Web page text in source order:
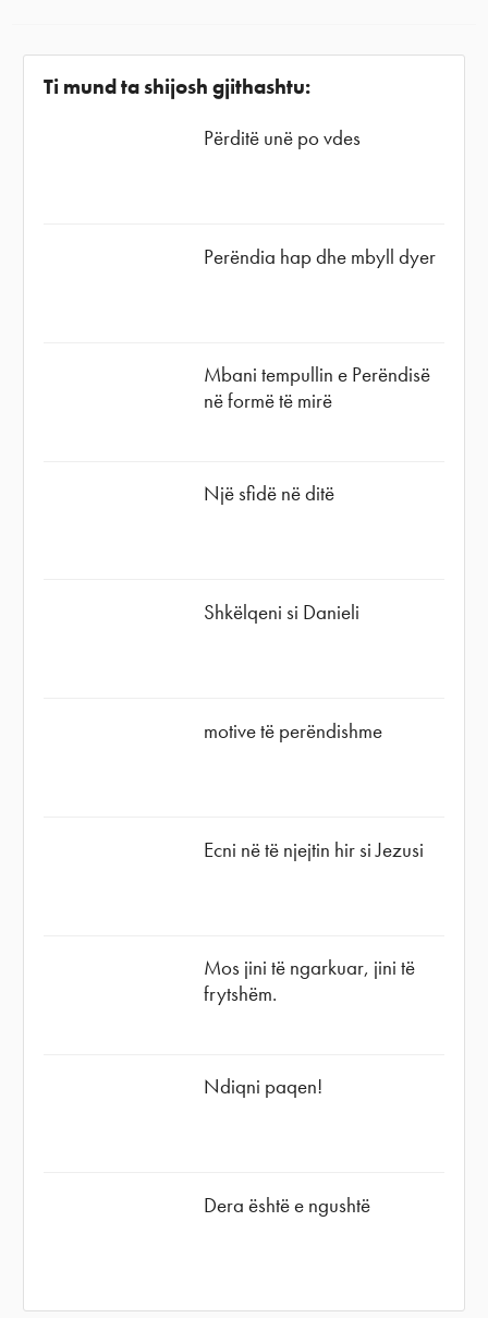
Ti mund ta shijosh gjithashtu:
Përditë unë po vdes
Perëndia hap dhe mbyll dyer
Mbani tempullin e Perëndisë
në formë të mirë
Një sfidë në ditë
Shkëlqeni si Danieli
motive të perëndishme
Ecni në të njejtin hir si Jezusi
Mos jini të ngarkuar, jini të
frytshëm.
Ndiqni paqen!
Dera është e ngushtë